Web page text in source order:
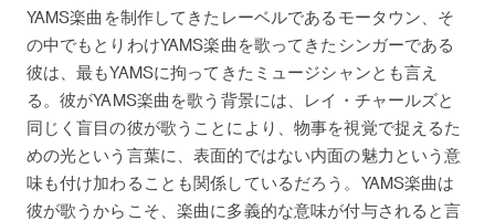
YAMS楽曲を制作してきたレーベルであるモータウン、そ
の中でもとりわけYAMS楽曲を歌ってきたシンガーである
彼は、最もYAMSに拘ってきたミュージシャンとも言え
る。彼がYAMS楽曲を歌う背景には、レイ・チャールズと
同じく盲目の彼が歌うことにより、物事を視覚で捉えるた
めの光という言葉に、表面的ではない内面の魅力という意
味も付け加わることも関係しているだろう。YAMS楽曲は
彼が歌うからこそ、楽曲に多義的な意味が付与されると言